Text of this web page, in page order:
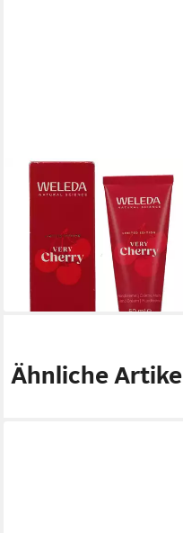
WELEDA
Handcreme WELEDA Very
Cherry Handcreme 50ml PZN
19734012
10,09 €
(201,80 €/ 1 l)
lieferbar - in 3-4 Werktagen bei dir
Ähnliche Artikel